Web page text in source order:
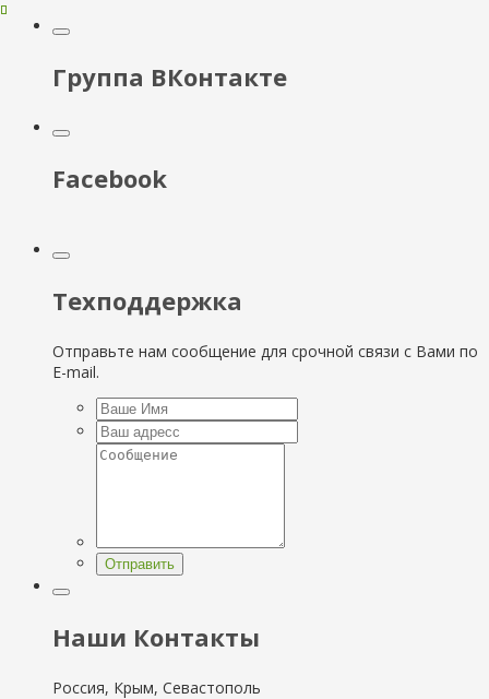
Группа ВКонтакте
Facebook
Техподдержка
Отправьте нам сообщение для срочной связи с Вами по
E-mail.
Отправить
Наши Контакты
Россия, Крым, Севастополь